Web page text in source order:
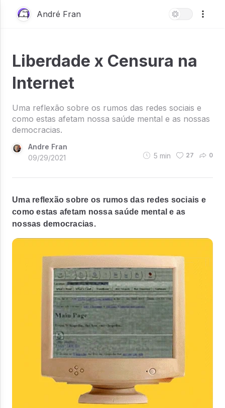
André Fran
Liberdade x Censura na
Internet
Uma reflexão sobre os rumos das redes sociais e
como estas afetam nossa saúde mental e as nossas
democracias.
Andre Fran
09/29/2021
5 min 27 0
Uma reflexão sobre os rumos das redes sociais e
como estas afetam nossa saúde mental e as
nossas democracias.